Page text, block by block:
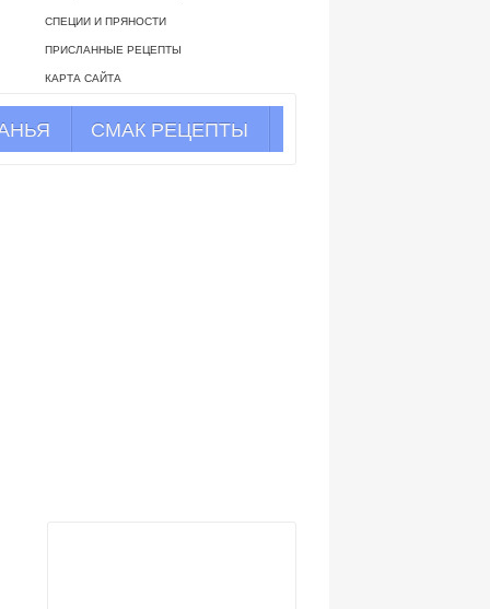
СПЕЦИИ И ПРЯНОСТИ
ПРИСЛАННЫЕ РЕЦЕПТЫ
КАРТА САЙТА
СМАК РЕЦЕПТЫ